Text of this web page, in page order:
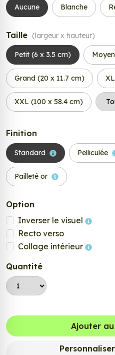
Aucune Blanche
Taille (largeur x hauteur)
Petit (6 x 3.5 cm)
Grand (20 x 11.7 cm)
XXL (100 x 58.4 cm)
Finition
Standard Pelliculée
Pailleté or
Option
Inverser le visuel
Recto verso
Collage intérieur
Quantité
Ajouter